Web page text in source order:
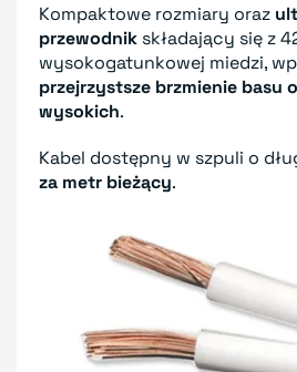
Kompaktowe rozmiary oraz
przewodnik składający się z
wysokogatunkowej miedzi,
przejrzystsze brzmienie basu
wysokich.
Kabel dostępny w szpuli o
za metr bieżący.